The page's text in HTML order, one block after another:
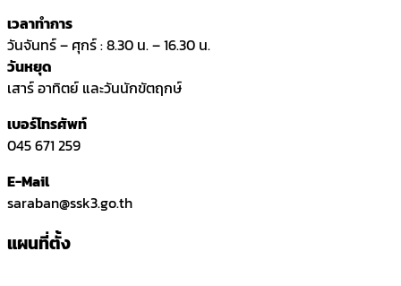
เวลาทำการ
วันจันทร์ – ศุกร์ : 8.30 น. – 16.30 น.
วันหยุด
เสาร์ อาทิตย์ และวันนักขัตฤกษ์
เบอร์โทรศัพท์
045 671 259
E-Mail
saraban@ssk3.go.th
แผนที่ตั้ง